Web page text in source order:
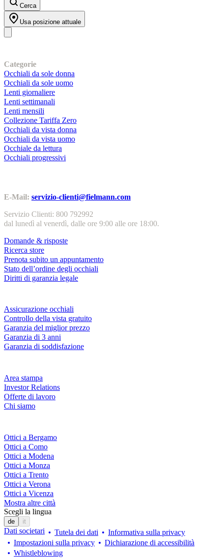
Cerca
Usa posizione attuale
Categorie
Occhiali da sole donna
Occhiali da sole uomo
Lenti giornaliere
Lenti settimanali
Lenti mensili
Collezione Tariffa Zero
Occhiali da vista donna
Occhiali da vista uomo
Occhiale da lettura
Occhiali progressivi
E-Mail: servizio-clienti@fielmann.com
Servizio Clienti: 800 792992
dal lunedì al venerdì, dalle ore 9:00 alle ore 18:00.
Domande & risposte
Ricerca store
Prenota subito un appuntamento
Stato dell’ordine degli occhiali
Diritti di garanzia legale
Assicurazione occhiali
Controllo della vista gratuito
Garanzia del miglior prezzo
Garanzia di 3 anni
Garanzia di soddisfazione
Area stampa
Investor Relations
Offerte di lavoro
Chi siamo
Ottici a Bergamo
Ottici a Como
Ottici a Modena
Ottici a Monza
Ottici a Trento
Ottici a Verona
Ottici a Vicenza
Mostra altre città
Scegli la lingua
de it
Dati societari Tutela dei dati
Informativa sulla privacy
Impostazioni sulla privacy
Dichiarazione di accessibilità
Whistleblowing